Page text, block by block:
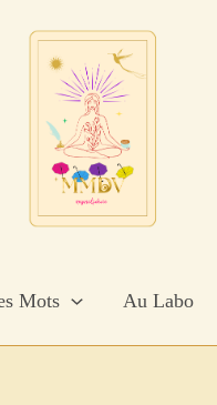
Mots Au Labo